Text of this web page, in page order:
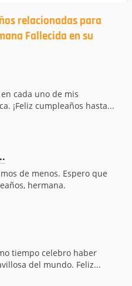
relacionadas para
Fallecida en su
cada uno de mis
¡Feliz cumpleaños hasta...
de menos. Espero que
hermana.
tiempo celebro haber
del mundo. Feliz...